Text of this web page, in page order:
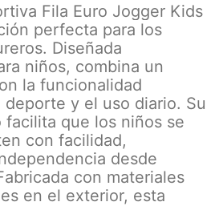
Fila Euro Jogger Kids
perfecta para los
Diseñada
niños, combina un
la funcionalidad
deporte y el uso diario. Su
que los niños se
con facilidad,
desde
con materiales
en el exterior, esta